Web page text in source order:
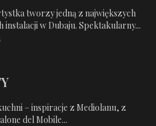
tworzy jedną z największych
instalacji w Dubaju. Spektakularny...
– inspiracje z Mediolanu, z
del Mobile...